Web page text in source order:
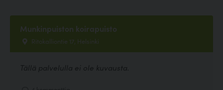
Munkinpuiston koirapuisto
Ritokalliontie 17, Helsinki
Tällä palvelulla ei ole kuvausta.